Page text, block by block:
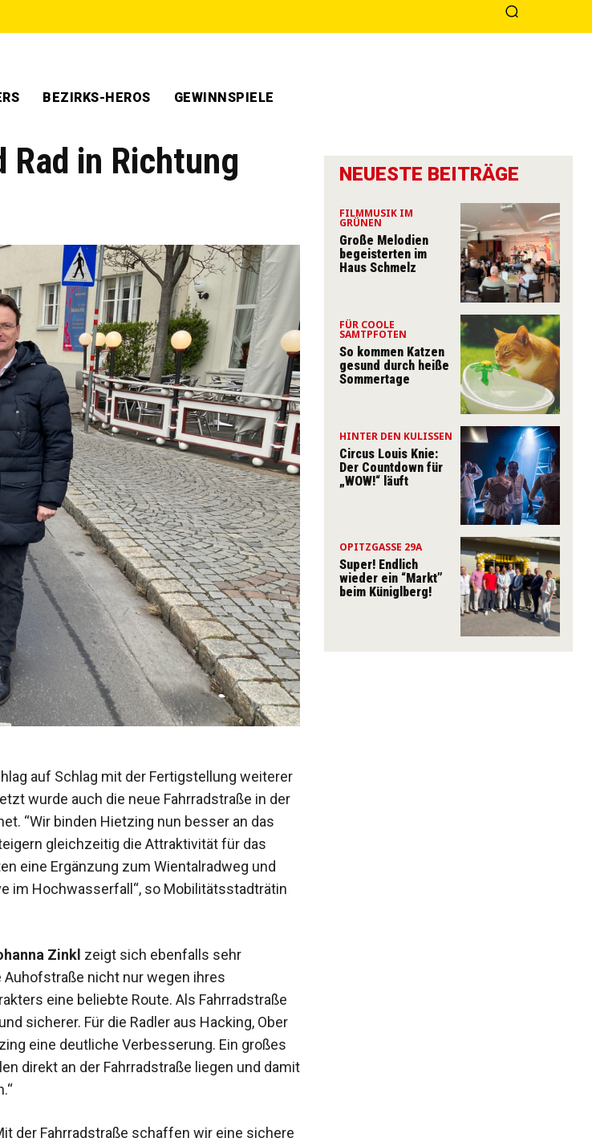
BEZIRKS-HEROS GEWINNSPIELE
in Richtung
auf Schlag mit der Fertigstellung weiterer
wurde auch die neue Fahrradstraße in der
“Wir binden Hietzing nun besser an das
gleichzeitig die Attraktivität für das
eine Ergänzung zum Wientalradweg und
im Hochwasserfall“, so Mobilitätsstadträtin
Zinkl zeigt sich ebenfalls sehr
nicht nur wegen ihres
eine beliebte Route. Als Fahrradstraße
sicherer. Für die Radler aus Hacking, Ober
eine deutliche Verbesserung. Ein großes
direkt an der Fahrradstraße liegen und damit
der Fahrradstraße schaffen wir eine sichere
NEUESTE BEITRÄGE
FILMMUSIK IM
GRÜNEN
Große Melodien
begeisterten im
Haus Schmelz
FÜR COOLE
SAMTPFOTEN
So kommen Katzen
gesund durch heiße
Sommertage
HINTER DEN KULISSEN
Circus Louis Knie:
Der Countdown für
„WOW!“ läuft
OPITZGASSE 29A
Super! Endlich
wieder ein “Markt”
beim Küniglberg!